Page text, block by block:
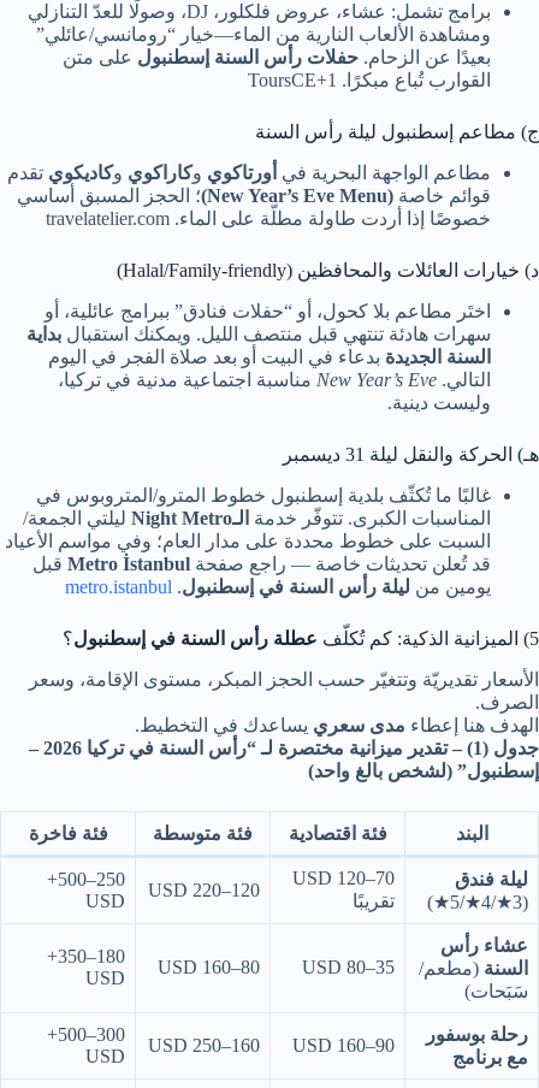
برامج تشمل: عشاء، عروض فلكلور، DJ، وصولًا للعدّ التنازلي
ومشاهدة الألعاب النارية من الماء—خيار “رومانسي/عائلي”
بعيدًا عن الزحام. حفلات رأس السنة إسطنبول على متن
القوارب تُباع مبكرًا. ToursCE+1
ج) مطاعم إسطنبول ليلة رأس السنة
مطاعم الواجهة البحرية في أورتاكوي وكاراكوي وكاديكوي تقدم
قوائم خاصة (New Year’s Eve Menu)
؛ الحجز المسبق أساسي
خصوصًا إذا أردت طاولة مطلّة على الماء. travelatelier.com
د) خيارات العائلات والمحافظين (Halal/Family-friendly)
اختَر مطاعم بلا كحول، أو “حفلات فنادق” ببرامج عائلية، أو
سهرات هادئة تنتهي قبل منتصف الليل. ويمكنك استقبال بداية
السنة الجديدة بدعاء في البيت أو بعد صلاة الفجر في اليوم
التالي. New Year’s Eve مناسبة اجتماعية مدنية في تركيا،
وليست دينية.
هـ) الحركة والنقل ليلة 31 ديسمبر
غالبًا ما تُكثّف بلدية إسطنبول خطوط المترو/المتروبوس في
المناسبات الكبرى. تتوفّر خدمة الـNight Metro
ليلتي الجمعة/
السبت على خطوط محددة على مدار العام؛ وفي مواسم الأعياد
قد تُعلن تحديثات خاصة — راجع صفحة Metro İstanbul قبل
يومين من ليلة رأس السنة في إسطنبول.
metro.istanbul
5) الميزانية الذكية: كم تُكلّف عطلة رأس السنة في إسطنبول؟
الأسعار تقديريّة وتتغيّر حسب الحجز المبكر، مستوى الإقامة، وسعر
الصرف.
الهدف هنا إعطاء مدى سعري يساعدك في التخطيط.
جدول (1) – تقدير ميزانية مختصرة لـ “رأس السنة في تركيا 2026 –
إسطنبول” (لشخص بالغ واحد)
البند فئة اقتصادية فئة متوسطة فئة فاخرة
ليلة فندق
(3★/4★/5★)
70–120 USD
تقريبًا
120–220 USD
250–500+
USD
عشاء رأس
السنة (مطعم/
سَبَحات)
35–80 USD
80–160 USD
180–350+
USD
رحلة بوسفور
مع برنامج
90–160 USD
160–250 USD
300–500+
USD